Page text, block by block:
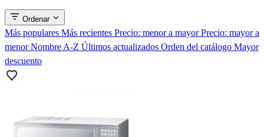
Ordenar
Más populares Más recientes Precio: menor a mayorPrecio: mayor a
menorNombre A-Z Últimos actualizados Orden del catálogo Mayor
descuento